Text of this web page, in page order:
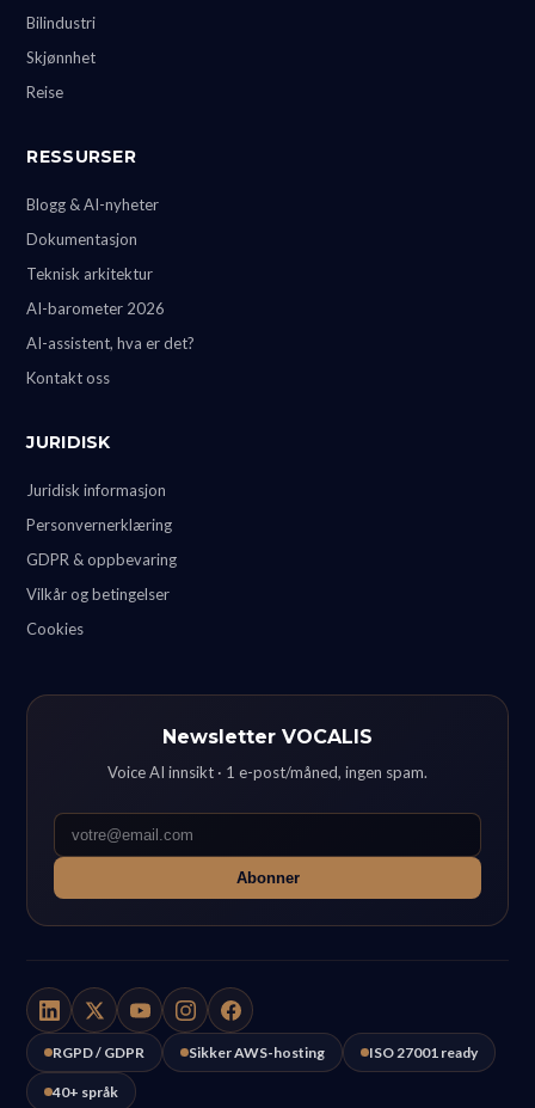
Bilindustri
Skjønnhet
Reise
RESSURSER
Blogg & AI-nyheter
Dokumentasjon
Teknisk arkitektur
AI-barometer 2026
AI-assistent, hva er det?
Kontakt oss
JURIDISK
Juridisk informasjon
Personvernerklæring
GDPR & oppbevaring
Vilkår og betingelser
Cookies
Newsletter VOCALIS
Voice AI innsikt · 1 e-post/måned, ingen spam.
Abonner
RGPD / GDPR Sikker AWS-hosting ISO 27001 ready
40+ språk